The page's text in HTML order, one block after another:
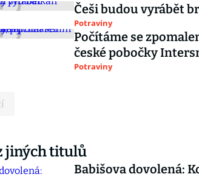
Češi budou vyrábět
Potraviny
Počítáme se
české pobočky
Potraviny
jiných titulů
Babišova dovolená: